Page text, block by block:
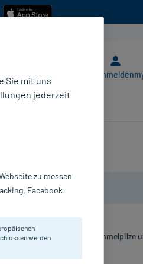
Anmelden
Hefen, Schimmelpilze
Sie mit uns
jederzeit
zu messen
Facebook
werden